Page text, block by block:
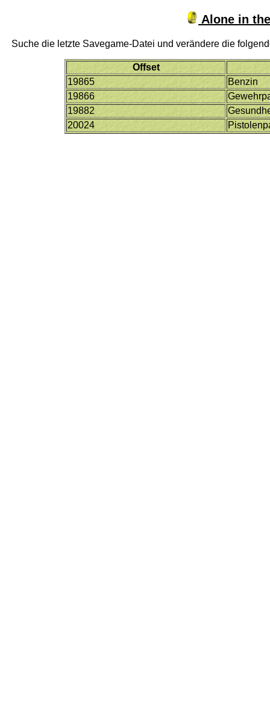
Alone in
Suche die letzte Savegame-Datei und verändere die
Offset
19865
Benzin
19866
19882
20024